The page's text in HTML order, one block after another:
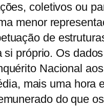
coletivos ou
menor
de
próprio. Os
Nacional
mais uma hora
do que os